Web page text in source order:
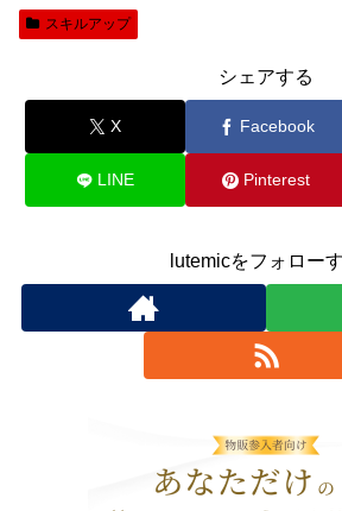
スキルアップ
シェアする
X Facebook
LINE Pinterest
lutemicをフォロー